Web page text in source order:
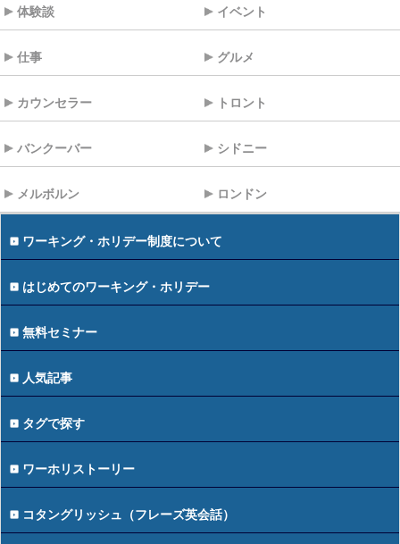
体験談 イベント
仕事 グルメ
カウンセラー トロント
バンクーバー シドニー
メルボルン ロンドン
ワーキング・ホリデー制度について
はじめてのワーキング・ホリデー
無料セミナー
人気記事
タグで探す
ワーホリストーリー
コタングリッシュ（フレーズ英会話）